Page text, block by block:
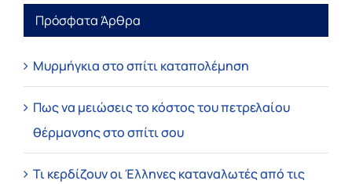
Πρόσφατα Άρθρα
Μυρμήγκια στο σπίτι καταπολέμηση
Πως να μειώσεις το κόστος του πετρελαίου
θέρμανσης στο σπίτι σου
Τι κερδίζουν οι Έλληνες καταναλωτές από τις